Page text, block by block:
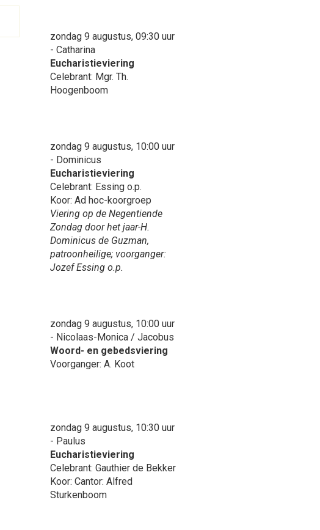
zondag 9 augustus, 09:30 uur
- Catharina
Eucharistieviering
Celebrant: Mgr. Th.
Hoogenboom
zondag 9 augustus, 10:00 uur
- Dominicus
Eucharistieviering
Celebrant: Essing o.p.
Koor: Ad hoc-koorgroep
Viering op de Negentiende
Zondag door het jaar-H.
Dominicus de Guzman,
patroonheilige; voorganger:
Jozef Essing o.p.
zondag 9 augustus, 10:00 uur
- Nicolaas-Monica / Jacobus
Woord- en gebedsviering
Voorganger: A. Koot
zondag 9 augustus, 10:30 uur
- Paulus
Eucharistieviering
Celebrant: Gauthier de Bekker
Koor: Cantor: Alfred
Sturkenboom